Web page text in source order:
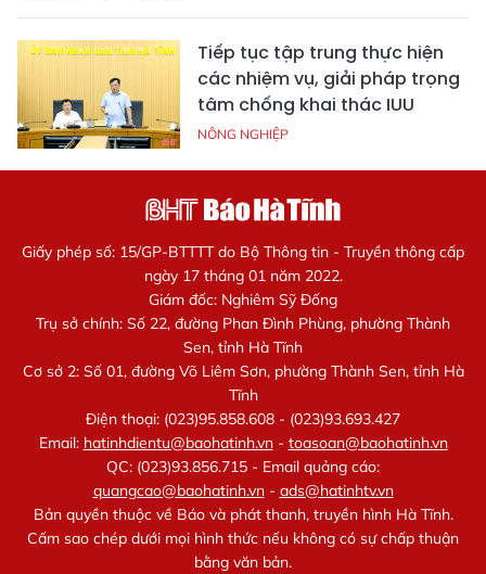
Tiếp tục tập trung thực hiện
các nhiệm vụ, giải pháp trọng
tâm chống khai thác IUU
NÔNG NGHIỆP
Giấy phép số: 15/GP-BTTTT do Bộ Thông tin - Truyền thông cấp
ngày 17 tháng 01 năm 2022.
Giám đốc: Nghiêm Sỹ Đống
Trụ sở chính: Số 22, đường Phan Đình Phùng, phường Thành
Sen, tỉnh Hà Tĩnh
Cơ sở 2: Số 01, đường Võ Liêm Sơn, phường Thành Sen, tỉnh Hà
Tĩnh
Điện thoại: (023)95.858.608 - (023)93.693.427
Email: hatinhdientu@baohatinh.vn- toasoan@baohatinh.vn
QC: (023)93.856.715 - Email quảng cáo:
quangcao@baohatinh.vn- ads@hatinhtv.vn
Bản quyền thuộc về Báo và phát thanh, truyền hình Hà Tĩnh.
Cấm sao chép dưới mọi hình thức nếu không có sự chấp thuận
bằng văn bản.